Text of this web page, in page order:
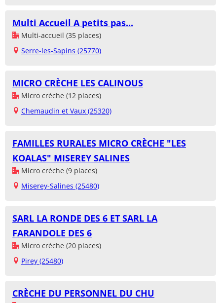
Multi Accueil A petits pas...
Multi-accueil (35 places)
Serre-les-Sapins (25770)
MICRO CRÈCHE LES CALINOUS
Micro crèche (12 places)
Chemaudin et Vaux (25320)
FAMILLES RURALES MICRO CRÈCHE "LES
KOALAS" MISEREY SALINES
Micro crèche (9 places)
Miserey-Salines (25480)
SARL LA RONDE DES 6 ET SARL LA
FARANDOLE DES 6
Micro crèche (20 places)
Pirey (25480)
CRÈCHE DU PERSONNEL DU CHU